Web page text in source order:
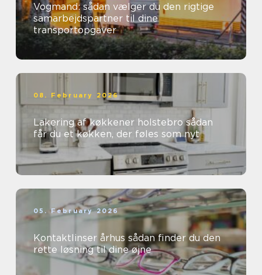
Vogmand: sådan vælger du den rigtige
samarbejdspartner til dine
transportopgaver
08. February 2026
Lakering af køkkener holstebro sådan
får du et køkken, der føles som nyt
05. February 2026
Kontaktlinser århus sådan finder du den
rette løsning til dine øjne